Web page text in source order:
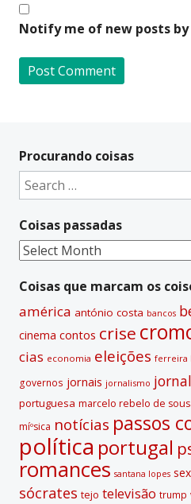
Notify me of new posts
t
e
a
t
i
v
Procurando coisas
Search
for:
Coisas passadas
Coisas
Coisas que marcam os
américa antónio costa bancos
cinema contos crise
cias economia eleições ferreira
governos jornais jornalismo
portuguesa marcelo rebelo de
míºsica notí­cias passos
polí­tica portugal
romances santana lopes
sócrates tejo televisão trump